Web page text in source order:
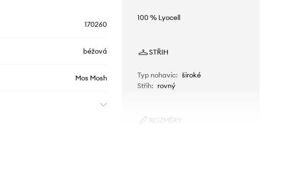
170260
béžová
Mos Mosh
100 % Lyocell
STŘIH
Typ nohavic: široké
Střih: rovný
ROZMĚRY